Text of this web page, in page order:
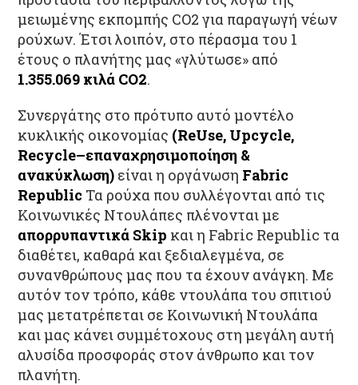
μειωμένης εκπομπής CO2 για παραγωγή νέων
ρούχων. Έτσι λοιπόν, στο πέρασμα του 1
έτους ο πλανήτης μας «γλύτωσε» από
1.355.069 κιλά CO2.
Συνεργάτης στο πρότυπο αυτό μοντέλο
κυκλικής οικονομίας (ReUse, Upcycle,
Recycle–επαναχρησιμοποίηση &
ανακύκλωση) είναι η οργάνωση Fabric
Republic Τα ρούχα που συλλέγονται από τις
Κοινωνικές Ντουλάπες πλένονται με
απορρυπαντικά Skip και η Fabric Republic τα
διαθέτει, καθαρά και ξεδιαλεγμένα, σε
συνανθρώπους μας που τα έχουν ανάγκη. Με
αυτόν τον τρόπο, κάθε ντουλάπα του σπιτιού
μας μετατρέπεται σε Κοινωνική Ντουλάπα
και μας κάνει συμμέτοχους στη μεγάλη αυτή
αλυσίδα προσφοράς στον άνθρωπο και τον
πλανήτη.